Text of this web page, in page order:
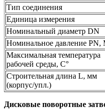
Тип соединения
Единица измерения
Номинальный диаметр DN
Номинальное давление
Максимальная температура
рабочей среды, С°
Строительная длина L, мм
(корпус/упл.)
Дисковые поворотные